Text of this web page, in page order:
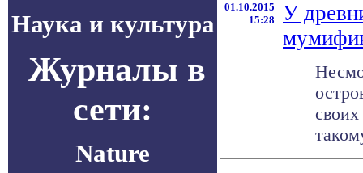
Наука и культура
Журналы в
сети:
Nature
01.10.2015
15:28
У